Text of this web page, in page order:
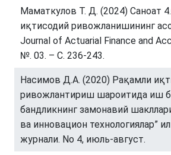
Маматкулов Т. Д. (2024) Саноат
иқтисодий ривожланишининг
Journal of Actuarial Finance and
№. 03. – С. 236-243.
Насимов Д.А. (2020) Рақамли
ривожлантириш шароитида иш
бандликнинг замонавий
ва инновацион технологиялар”
журнали. No 4, июль-август.